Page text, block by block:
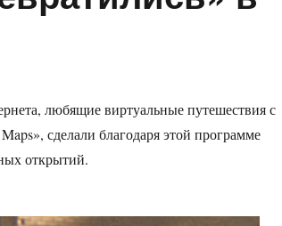
любящие виртуальные путешествия с
сделали благодаря этой программе
открытий.